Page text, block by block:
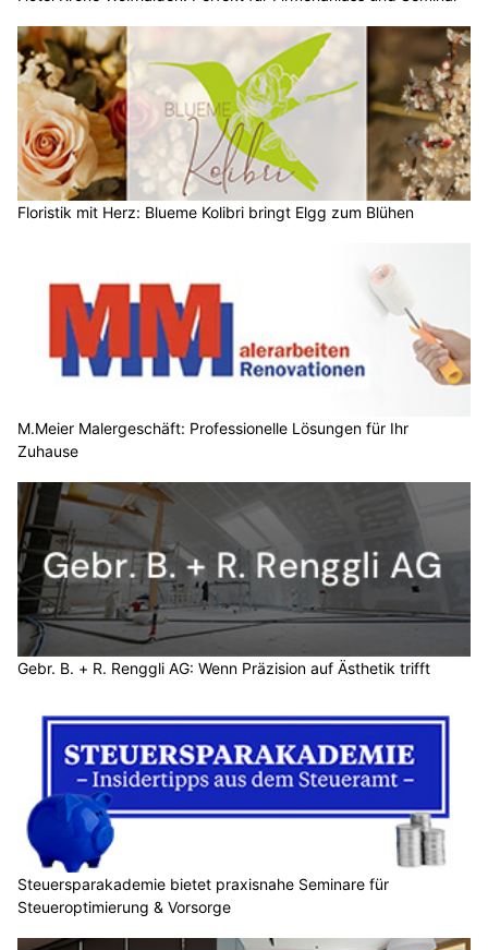
Floristik mit Herz: Blueme Kolibri bringt Elgg zum Blühen
M.Meier Malergeschäft: Professionelle Lösungen für Ihr
Zuhause
Gebr. B. + R. Renggli AG: Wenn Präzision auf Ästhetik trifft
Steuersparakademie bietet praxisnahe Seminare für
Steueroptimierung & Vorsorge